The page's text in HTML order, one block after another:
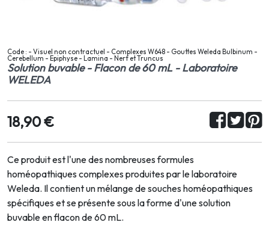
Code : - Visuel non contractuel - Complexes W648 - Gouttes Weleda Bulbinum -
Cerebellum - Epiphyse - Lamina - Nerf et Truncus
Solution buvable - Flacon de 60 mL - Laboratoire
WELEDA
18,90 €
Ce produit est l'une des nombreuses formules
homéopathiques complexes produites par le laboratoire
Weleda. Il contient un mélange de souches homéopathiques
spécifiques et se présente sous la forme d'une solution
buvable en flacon de 60 mL.